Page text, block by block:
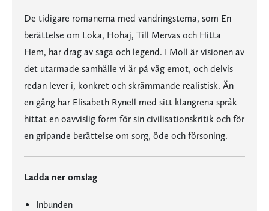
De tidigare romanerna med vandringstema, som En
berättelse om Loka, Hohaj, Till Mervas och Hitta
Hem, har drag av saga och legend. I Moll är visionen av
det utarmade samhälle vi är på väg emot, och delvis
redan lever i, konkret och skrämmande realistisk. Än
en gång har Elisabeth Rynell med sitt klangrena språk
hittat en oavvislig form för sin civilisationskritik och för
en gripande berättelse om sorg, öde och försoning.
Ladda ner omslag
Inbunden